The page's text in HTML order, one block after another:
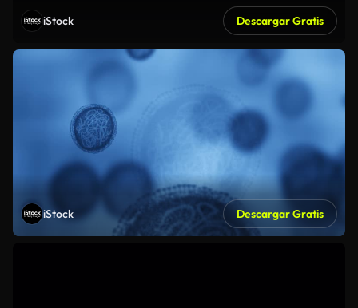
iStock Descargar Gratis
iStock Descargar Gratis